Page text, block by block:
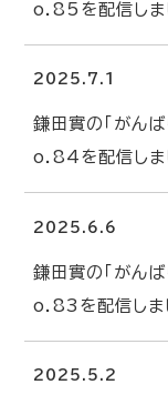
o.85を配信しま
2025.7.1
鎌田實の「がん
o.84を配信しま
2025.6.6
鎌田實の「がん
o.83を配信しま
2025.5.2